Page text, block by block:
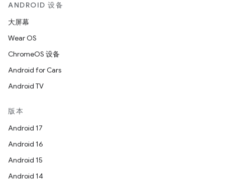
ANDROID 设备
大屏幕
Wear OS
ChromeOS 设备
Android for Cars
Android TV
版本
Android 17
Android 16
Android 15
Android 14